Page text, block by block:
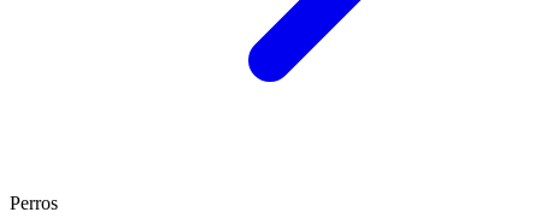
Perros